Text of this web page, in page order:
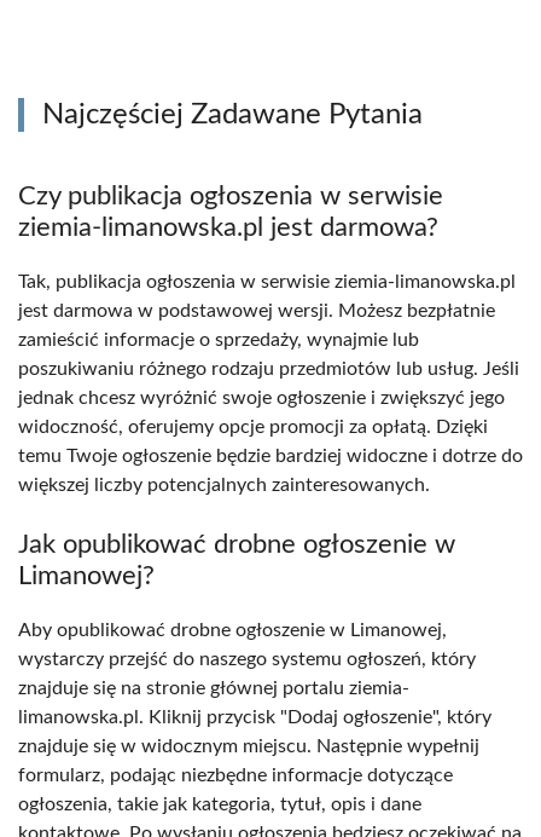
Najczęściej Zadawane Pytania
Czy publikacja ogłoszenia w serwisie
ziemia-limanowska.pl jest darmowa?
Tak, publikacja ogłoszenia w serwisie ziemia-limanowska.pl
jest darmowa w podstawowej wersji. Możesz bezpłatnie
zamieścić informacje o sprzedaży, wynajmie lub
poszukiwaniu różnego rodzaju przedmiotów lub usług. Jeśli
jednak chcesz wyróżnić swoje ogłoszenie i zwiększyć jego
widoczność, oferujemy opcje promocji za opłatą. Dzięki
temu Twoje ogłoszenie będzie bardziej widoczne i dotrze do
większej liczby potencjalnych zainteresowanych.
Jak opublikować drobne ogłoszenie w
Limanowej?
Aby opublikować drobne ogłoszenie w Limanowej,
wystarczy przejść do naszego systemu ogłoszeń, który
znajduje się na stronie głównej portalu ziemia-
limanowska.pl. Kliknij przycisk "Dodaj ogłoszenie", który
znajduje się w widocznym miejscu. Następnie wypełnij
formularz, podając niezbędne informacje dotyczące
ogłoszenia, takie jak kategoria, tytuł, opis i dane